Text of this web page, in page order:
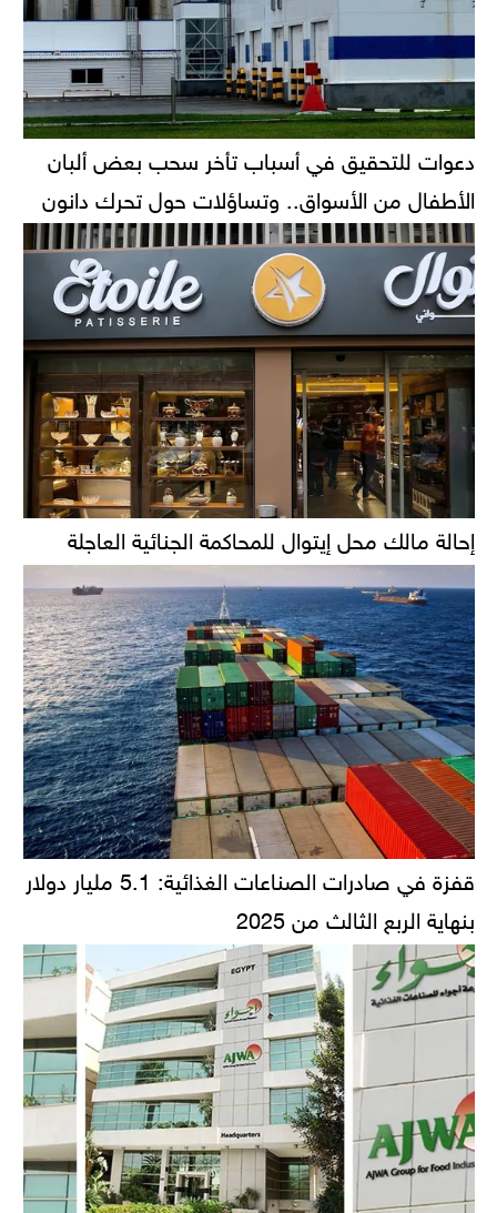
دعوات للتحقيق في أسباب تأخر سحب بعض ألبان
الأطفال من الأسواق.. وتساؤلات حول تحرك دانون
إحالة مالك محل إيتوال للمحاكمة الجنائية العاجلة
قفزة في صادرات الصناعات الغذائية: 5.1 مليار دولار
بنهاية الربع الثالث من 2025